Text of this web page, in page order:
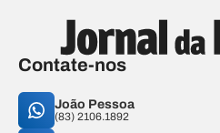
Contate-nos
João Pessoa
(83) 2106.1892